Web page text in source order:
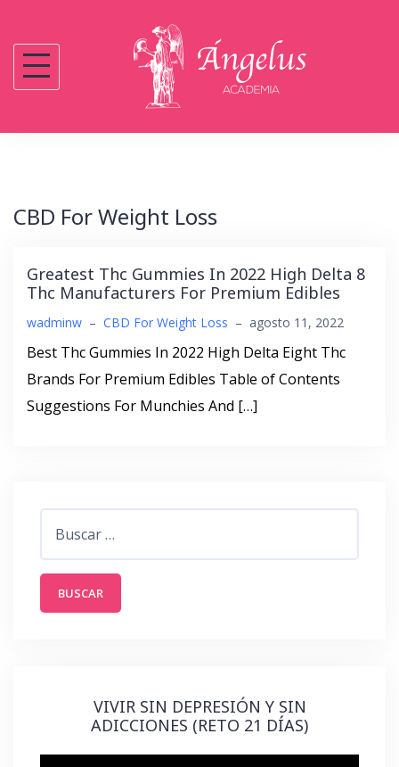
contenido
CBD For Weight Loss
Greatest Thc Gummies In 2022 High Delta 8
Thc Manufacturers For Premium Edibles
wadminw – CBD For Weight Loss – agosto 11, 2022
Best Thc Gummies In 2022 High Delta Eight Thc
Brands For Premium Edibles Table of Contents
Suggestions For Munchies And […]
VIVIR SIN DEPRESIÓN Y SIN
ADICCIONES (RETO 21 DÍAS)